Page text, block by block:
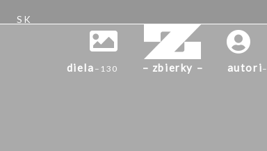
na
diela – 130 – zbierky – autori–
SK